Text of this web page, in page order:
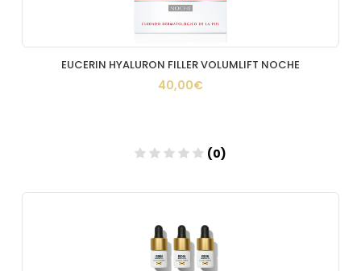
EUCERIN HYALURON FILLER VOLUMLIFT NOCHE
40,00€
(0)